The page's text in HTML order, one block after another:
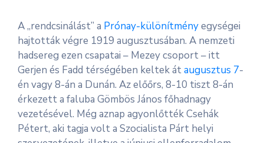
A „rendcsinálást” a Prónay-különítményegységei
hajtották végre 1919 augusztusában. A nemzeti
hadsereg ezen csapatai – Mezey csoport – itt
Gerjen és Fadd térségében keltek átaugusztus 7-
én vagy 8-án a Dunán. Az előőrs, 8-10 tiszt 8-án
érkezett a faluba Gömbös János főhadnagy
vezetésével. Még aznap agyonlőtték Csehák
Pétert, aki tagja volt a Szocialista Párt helyi